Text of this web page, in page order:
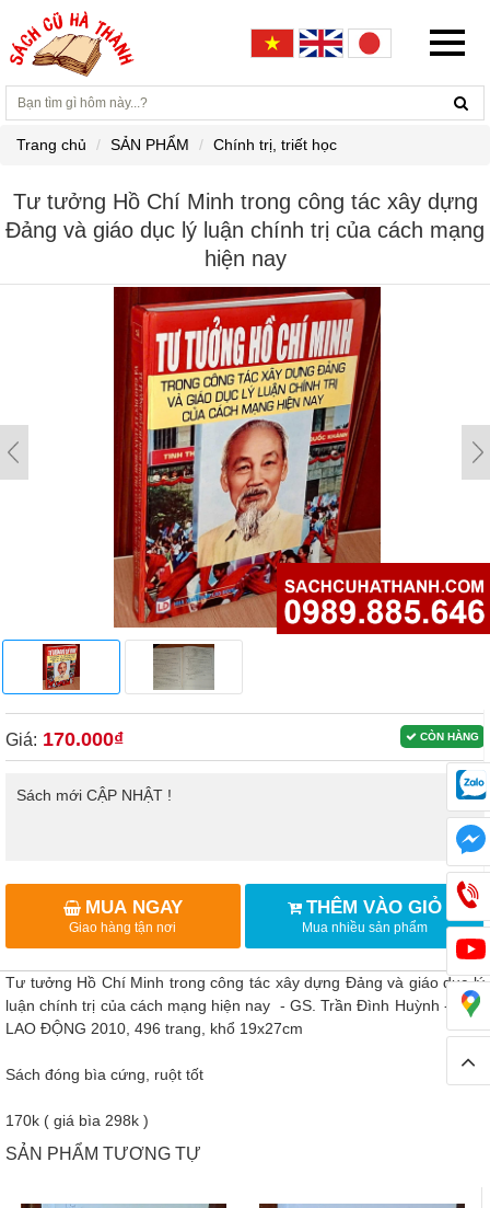
Trang chủ SẢN PHẨM Chính trị, triết học
Tư tưởng Hồ Chí Minh trong công tác xây dựng
Đảng và giáo dục lý luận chính trị của cách mạng
hiện nay
CÒN HÀNG
Giá: 170.000₫
Sách mới CẬP NHẬT !
MUA NGAY
Giao hàng tận nơi
THÊM VÀO GIỎ
Mua nhiều sản phẩm
Tư tưởng Hồ Chí Minh trong công tác xây dựng Đảng và giáo dục lý
luận chính trị của cách mạng hiện nay - GS. Trần Đình Huỳnh - NXB
LAO ĐỘNG 2010, 496 trang, khổ 19x27cm
Sách đóng bìa cứng, ruột tốt
170k ( giá bìa 298k )
SẢN PHẨM TƯƠNG TỰ